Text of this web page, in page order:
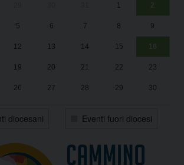
1 2
5 6 7 8 9
12 13 14 15 16
19 20 21 22 23
26 27 28 29 30
diocesani Eventi fuori diocesi